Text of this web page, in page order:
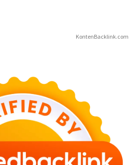
KontenBacklink.com